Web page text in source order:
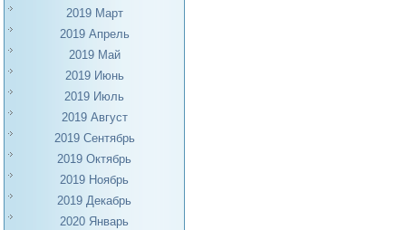
2019 Март
2019 Апрель
2019 Май
2019 Июнь
2019 Июль
2019 Август
2019 Сентябрь
2019 Октябрь
2019 Ноябрь
2019 Декабрь
2020 Январь